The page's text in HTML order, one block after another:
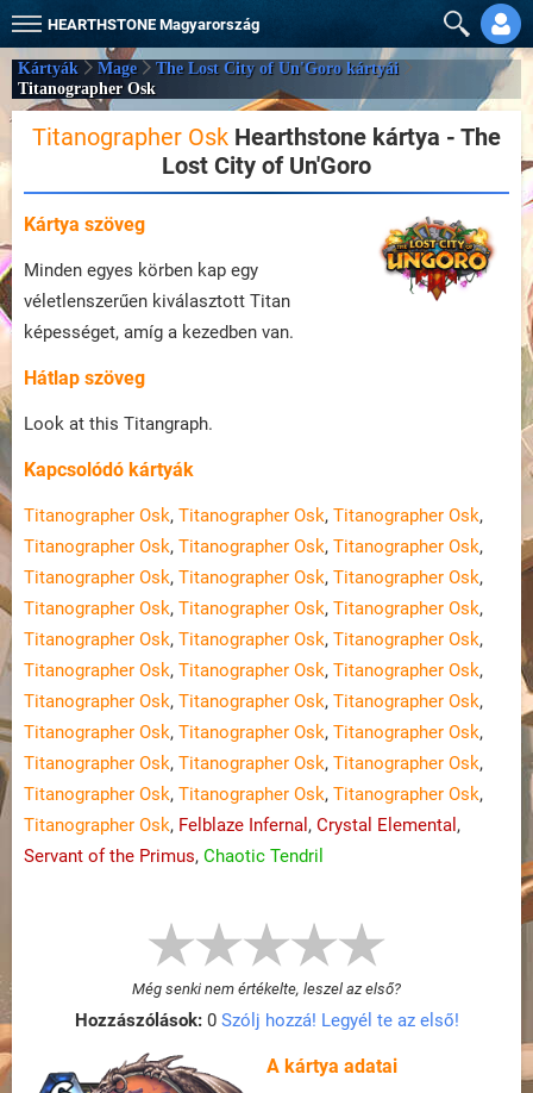
HEARTHSTONE Magyarország
Kártyák Mage
The Lost City of Un'Goro kártyái
Titanographer Osk
Titanographer Osk Hearthstone kártya - The
Lost City of Un'Goro
Kártya szöveg
Minden egyes körben kap egy
véletlenszerűen kiválasztott Titan
képességet, amíg a kezedben van.
Hátlap szöveg
Look at this Titangraph.
Kapcsolódó kártyák
Titanographer Osk, Titanographer Osk, Titanographer Osk,
Titanographer Osk, Titanographer Osk, Titanographer Osk,
Titanographer Osk, Titanographer Osk, Titanographer Osk,
Titanographer Osk, Titanographer Osk, Titanographer Osk,
Titanographer Osk, Titanographer Osk, Titanographer Osk,
Titanographer Osk, Titanographer Osk, Titanographer Osk,
Titanographer Osk, Titanographer Osk, Titanographer Osk,
Titanographer Osk, Titanographer Osk, Titanographer Osk,
Titanographer Osk, Titanographer Osk, Titanographer Osk,
Titanographer Osk, Titanographer Osk, Titanographer Osk,
Titanographer Osk, Felblaze Infernal , Crystal Elemental ,
Servant of the Primus, Chaotic Tendril
Még senki nem értékelte, leszel az első?
Hozzászólások:0 Szólj hozzá! Legyél te az első!
A kártya adatai